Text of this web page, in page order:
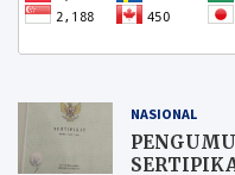
NASIONAL